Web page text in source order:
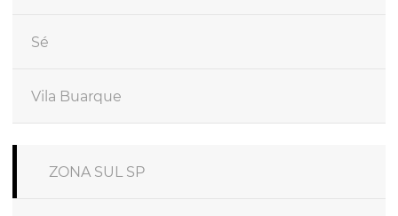
Sé
Vila Buarque
ZONA SUL SP